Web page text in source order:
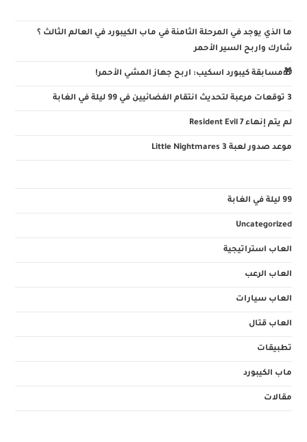
ما الذي يوجد في المرحلة الثامنة في ماب الكيبورد في العالم الثالث ؟
شارك واربح السير الأحمر
🎁مسابقة كيبورد اسكيب: اربح جهاز المشي الأحمر!
3 توقعات مرعبة لتحديث انتقام الفضائيين في 99 ليلة في الغابة
لم يتم إنهاء Resident Evil 7
موعد صدور لعبة Little Nightmares 3
99 ليلة في الغابة
Uncategorized
العاب استراتيجية
العاب الرعب
العاب سيارات
العاب قتال
تطبيقات
ماب الكيبورد
مقالات